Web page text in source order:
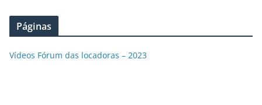
Páginas
Vídeos Fórum das locadoras – 2023